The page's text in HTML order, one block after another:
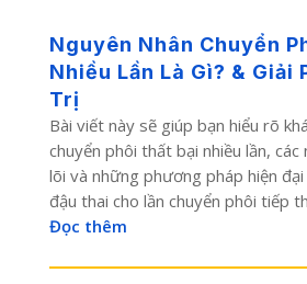
Nguyên Nhân Chuyển
Nhiều Lần Là Gì? & Giải
Trị
Bài viết này sẽ giúp bạn hiểu rõ
chuyển phôi thất bại nhiều lần,
lõi và những phương pháp hiện
đậu thai cho lần chuyển phôi tiếp
Đọc thêm